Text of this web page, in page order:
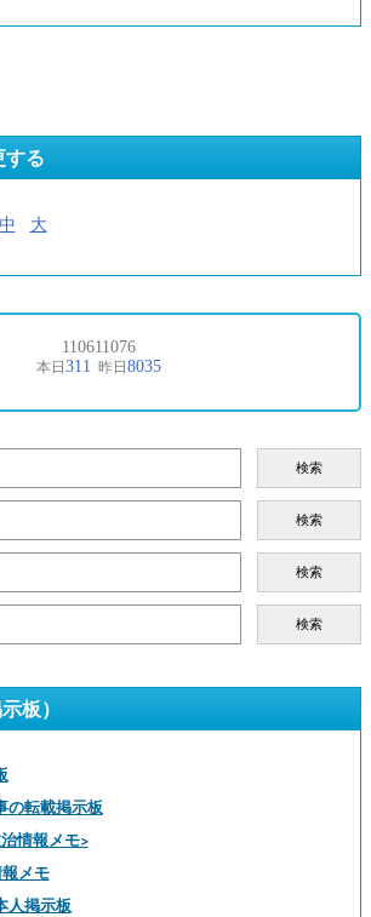
する
中 大
検索
検索
検索
検索
板）
の転載掲示板
情報メモ>
メモ
人掲示板